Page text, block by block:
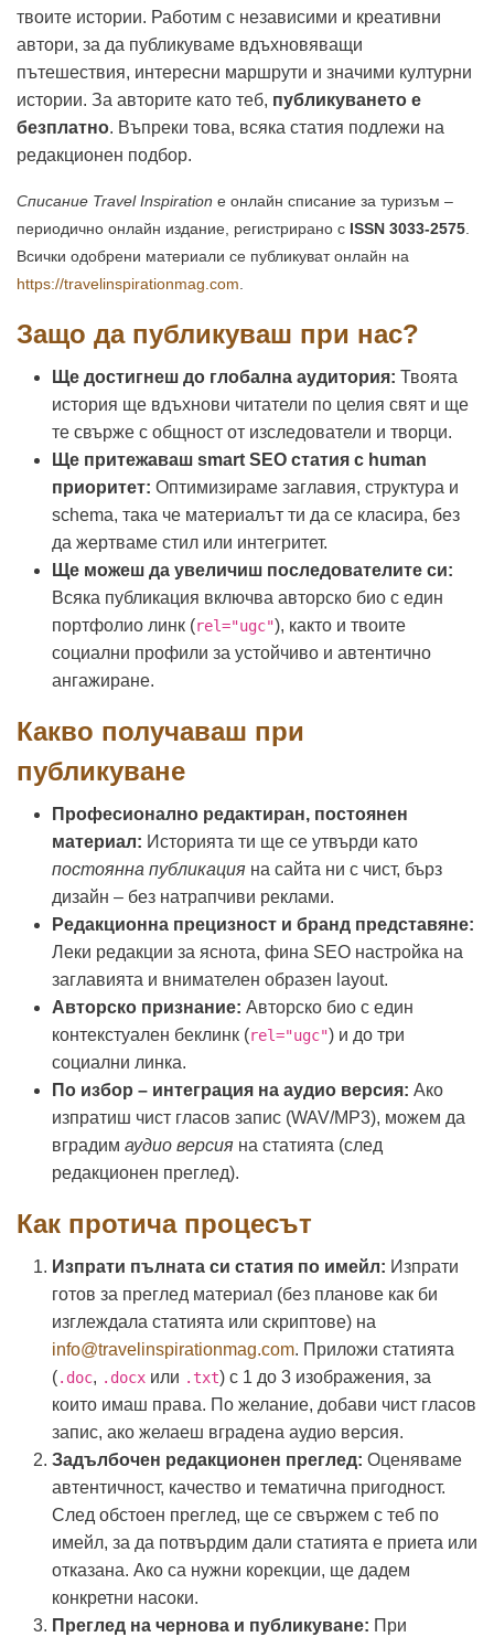
твоите истории. Работим с независими и креативни
автори, за да публикуваме вдъхновяващи
пътешествия, интересни маршрути и значими културни
истории. За авторите като теб, публикуването е
безплатно. Въпреки това, всяка статия подлежи на
редакционен подбор.
Списание Travel Inspiration е онлайн списание за туризъм –
периодично онлайн издание, регистрирано с ISSN 3033-2575
Всички одобрени материали се публикуват онлайн на
https://travelinspirationmag.com
Защо да публикуваш при нас?
Ще достигнеш до глобална аудитория: Твоята
история ще вдъхнови читатели по целия свят и ще
те свърже с общност от изследователи и творци.
Ще притежаваш smart SEO статия с human
приоритет: Оптимизираме заглавия, структура и
schema, така че материалът ти да се класира, без
да жертваме стил или интегритет.
Ще можеш да увеличиш последователите си:
Всяка публикация включва авторско био с един
портфолио линк (rel="ugc"), както и твоите
социални профили за устойчиво и автентично
ангажиране.
Какво получаваш при
публикуване
Професионално редактиран, постоянен
материал: Историята ти ще се утвърди като
постоянна публикация на сайта ни с чист, бърз
дизайн – без натрапчиви реклами.
Редакционна прецизност и бранд представяне:
Леки редакции за яснота, фина SEO настройка на
заглавията и внимателен образен layout.
Авторско признание: Авторско био с един
контекстуален беклинк (rel="ugc") и до три
социални линка.
По избор – интеграция на аудио версия: Ако
изпратиш чист гласов запис (WAV/MP3), можем да
вградим аудио версия на статията (след
редакционен преглед).
Как протича процесът
Изпрати пълната си статия по имейл: Изпрати
готов за преглед материал (без планове как би
изглеждала статията или скриптове) на
info@travelinspirationmag.com. Приложи статията
(.doc, .docx или .txt) с 1 до 3 изображения, за
които имаш права. По желание, добави чист гласов
запис, ако желаеш вградена аудио версия.
Задълбочен редакционен преглед: Оценяваме
автентичност, качество и тематична пригодност.
След обстоен преглед, ще се свържем с теб по
имейл, за да потвърдим дали статията е приета или
отказана. Ако са нужни корекции, ще дадем
конкретни насоки.
Преглед на чернова и публикуване: При